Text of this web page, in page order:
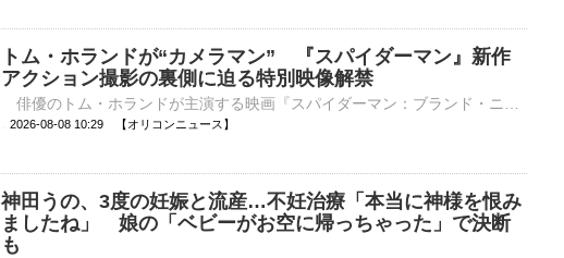
トム・ホランドが“カメラマン” 『スパイダーマン』新作
アクション撮影の裏側に迫る特別映像解禁
2026-08-08 10:29 【オリコンニュース】
神田うの、3度の妊娠と流産…不妊治療「本当に神様を恨み
ましたね」 娘の「ベビーがお空に帰っちゃった」で決断
も